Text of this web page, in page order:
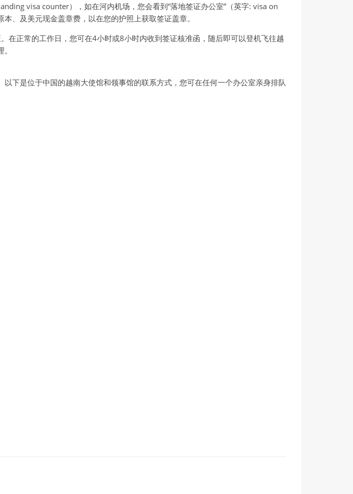
visa counter），如在河内机场，您会看到“落地签证办公室”（英字: visa on
、及美元现金盖章费，以在您的护照上获取签证盖章。
正常的工作日，您可在4小时或8小时内收到签证核准函，随后即可以登机飞往越
下是位于中国的越南大使馆和领事馆的联系方式，您可在任何一个办公室亲身排队